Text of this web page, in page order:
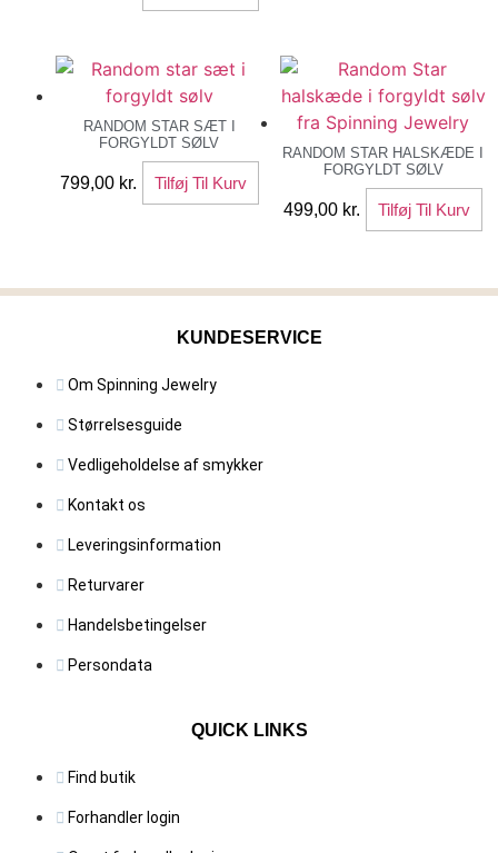
RANDOM STAR SÆT I
FORGYLDT SØLV
799,00 kr. Tilføj Til Kurv
RANDOM STAR HALSKÆDE I
FORGYLDT SØLV
499,00 kr. Tilføj Til Kurv
KUNDESERVICE
Om Spinning Jewelry
Størrelsesguide
Vedligeholdelse af smykker
Kontakt os
Leveringsinformation
Returvarer
Handelsbetingelser
Persondata
QUICK LINKS
Find butik
Forhandler login